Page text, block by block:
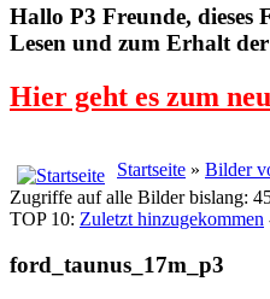
Hallo P3 Freunde,
Lesen und zum Erhalt
Hier geht es zum
Startseite » Bilder
Zugriffe auf alle Bilder bislang:
TOP 10: Zuletzt hinzugekommen
ford_taunus_17m_p3